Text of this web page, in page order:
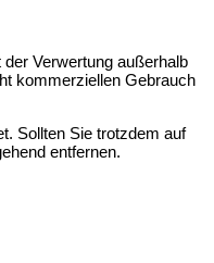
Verwertung außerhalb
kommerziellen Gebrauch
Sollten Sie trotzdem auf
entfernen.